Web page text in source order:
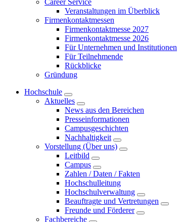
Career Service
Veranstaltungen im Überblick
Firmenkontaktmessen
Firmenkontaktmesse 2027
Firmenkontaktmesse 2026
Für Unternehmen und Institutionen
Für Teilnehmende
Rückblicke
Gründung
Hochschule
Aktuelles
News aus den Bereichen
Presseinformationen
Campusgeschichten
Nachhaltigkeit
Vorstellung (Über uns)
Leitbild
Campus
Zahlen / Daten / Fakten
Hochschulleitung
Hochschulverwaltung
Beauftragte und Vertretungen
Freunde und Förderer
Fachbereiche